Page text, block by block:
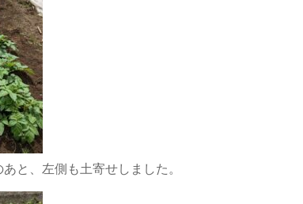
と、左側も土寄せしました。